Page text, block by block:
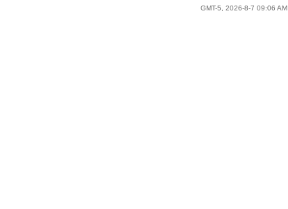
GMT-5, 2026-8-7 09:06 AM